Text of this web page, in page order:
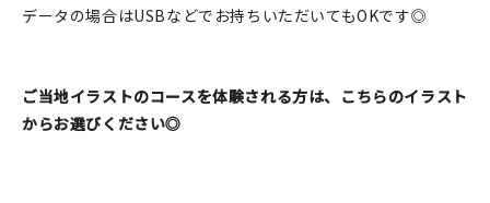
データの場合はUSBなどでお持ちいただいてもOKです◎
ご当地イラストのコースを体験される方は、こちらのイラスト
からお選びください◎